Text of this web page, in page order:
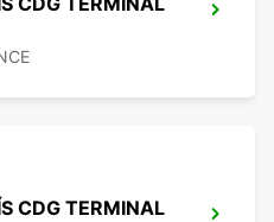
CDG TERMINAL